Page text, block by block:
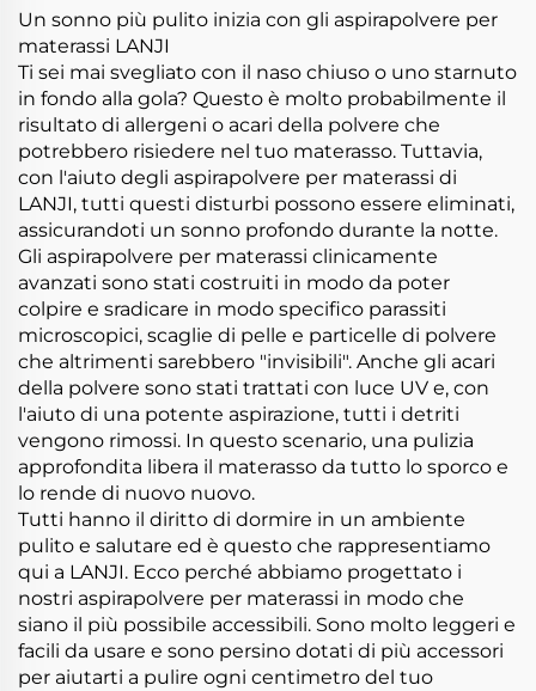
Un sonno più pulito inizia con gli aspirapolvere per
materassi LANJI
Ti sei mai svegliato con il naso chiuso o uno starnuto
in fondo alla gola? Questo è molto probabilmente il
risultato di allergeni o acari della polvere che
potrebbero risiedere nel tuo materasso. Tuttavia,
con l'aiuto degli aspirapolvere per materassi di
LANJI, tutti questi disturbi possono essere eliminati,
assicurandoti un sonno profondo durante la notte.
Gli aspirapolvere per materassi clinicamente
avanzati sono stati costruiti in modo da poter
colpire e sradicare in modo specifico parassiti
microscopici, scaglie di pelle e particelle di polvere
che altrimenti sarebbero "invisibili". Anche gli acari
della polvere sono stati trattati con luce UV e, con
l'aiuto di una potente aspirazione, tutti i detriti
vengono rimossi. In questo scenario, una pulizia
approfondita libera il materasso da tutto lo sporco e
lo rende di nuovo nuovo.
Tutti hanno il diritto di dormire in un ambiente
pulito e salutare ed è questo che rappresentiamo
qui a LANJI. Ecco perché abbiamo progettato i
nostri aspirapolvere per materassi in modo che
siano il più possibile accessibili. Sono molto leggeri e
facili da usare e sono persino dotati di più accessori
per aiutarti a pulire ogni centimetro del tuo